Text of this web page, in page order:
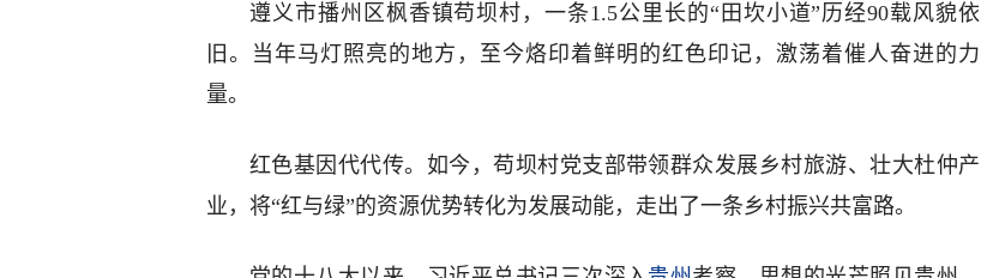
遵义市播州区枫香镇苟坝村，一条1.5公里长的“田坎小道”历经90载风貌依
旧。当年马灯照亮的地方，至今烙印着鲜明的红色印记，激荡着催人奋进的力
量。
红色基因代代传。如今，苟坝村党支部带领群众发展乡村旅游、壮大杜仲产
业，将“红与绿”的资源优势转化为发展动能，走出了一条乡村振兴共富路。